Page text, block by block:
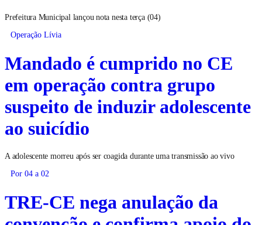
Prefeitura Municipal lançou nota nesta terça (04)
Operação Lívia
Mandado é cumprido no CE
em operação contra grupo
suspeito de induzir adolescente
ao suicídio
A adolescente morreu após ser coagida durante uma transmissão ao vivo
Por 04 a 02
TRE-CE nega anulação da